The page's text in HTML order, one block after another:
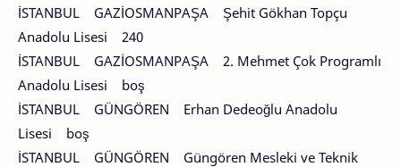
İSTANBUL GAZİOSMANPAŞA Şehit Gökhan Topçu
Anadolu Lisesi 240
İSTANBUL GAZİOSMANPAŞA 2. Mehmet Çok Programlı
Anadolu Lisesi boş
İSTANBUL GÜNGÖREN Erhan Dedeoğlu Anadolu
Lisesi boş
İSTANBUL GÜNGÖREN Güngören Mesleki ve Teknik